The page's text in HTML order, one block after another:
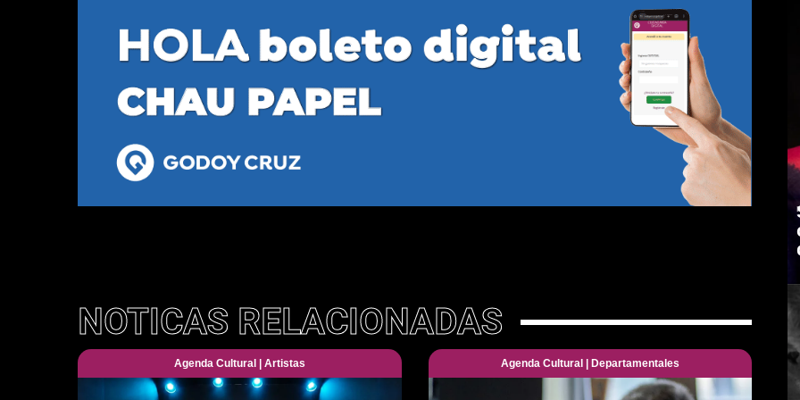
NOTICAS RELACIONADAS
Agenda Cultural Artistas Agenda Cultural Departamentales